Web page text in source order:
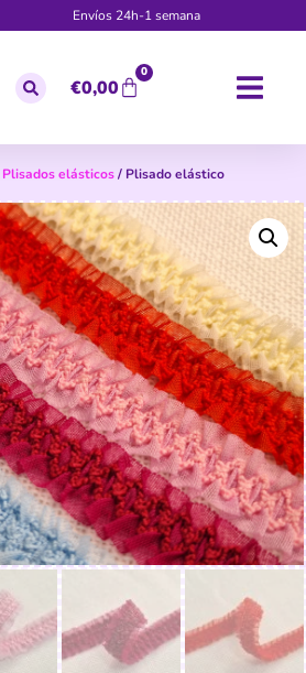
Envíos 24h-1 semana
€0,00
0
Plisados elásticos/ Plisado elástico